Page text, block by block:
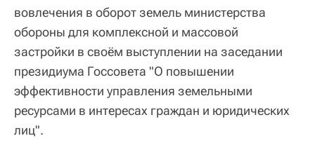
вовлечения в оборот земель министерства
обороны для комплексной и массовой
застройки в своём выступлении на заседании
президиума Госсовета "О повышении
эффективности управления земельными
ресурсами в интересах граждан и юридических
лиц".